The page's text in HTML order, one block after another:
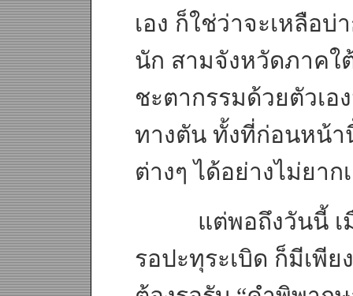
เอง ก็ใช่ว่าจะเหลือบ่
นัก สามจังหวัดภาคใ
ชะตากรรมด้วยตัวเ
ทางตัน ทั้งที่ก่อนหน้
ต่างๆ ได้อย่างไม่ยาก
แต่พอถึงวันนี้ เมื่อ
รอปะทุระเบิด ก็มีเพี